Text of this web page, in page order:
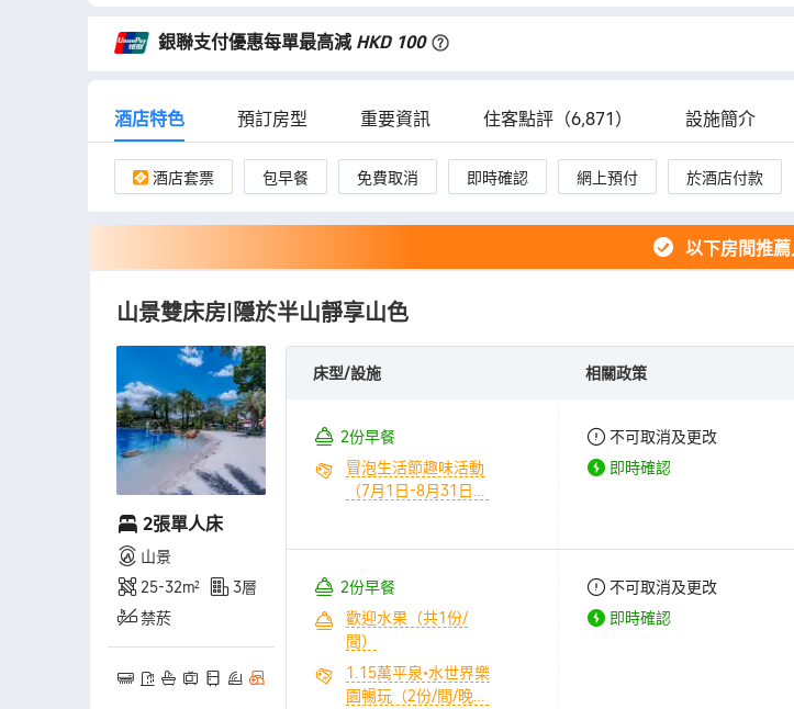
銀聯支付優惠每單最高減 HKD 100
酒店特色 預訂房型 重要資訊 住客點評（6,871） 設施簡介
酒店套票 包早餐 免費取消 即時確認 網上預付 於酒店付款
以下房間推
山景雙床房|隱於半山靜享山色
2張單人床
山景
25-32㎡
3層
禁菸
床型/設施 相關政策
2份早餐
冒泡生活節趣味活動
（7月1日-8月31日）
自地下1200米的優質
晚） + 無限次幹蒸、
濕蒸體驗（1份/間/
晚） + 童趣兒童卡丁
車10分鐘（共1份/
不可取消及更改
即時確認
2份早餐
歡迎水果（共1份/
間）
1.15萬平泉•水世界樂
園暢玩（2份/間/晚）
不可取消及更改
即時確認